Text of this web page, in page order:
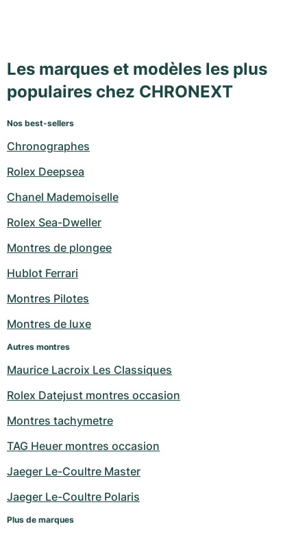
Les marques et modèles les plus
populaires chez CHRONEXT
Nos best-sellers
Chronographes
Rolex Deepsea
Chanel Mademoiselle
Rolex Sea-Dweller
Montres de plongee
Hublot Ferrari
Montres Pilotes
Montres de luxe
Autres montres
Maurice Lacroix Les Classiques
Rolex Datejust montres occasion
Montres tachymetre
TAG Heuer montres occasion
Jaeger Le-Coultre Master
Jaeger Le-Coultre Polaris
Plus de marques